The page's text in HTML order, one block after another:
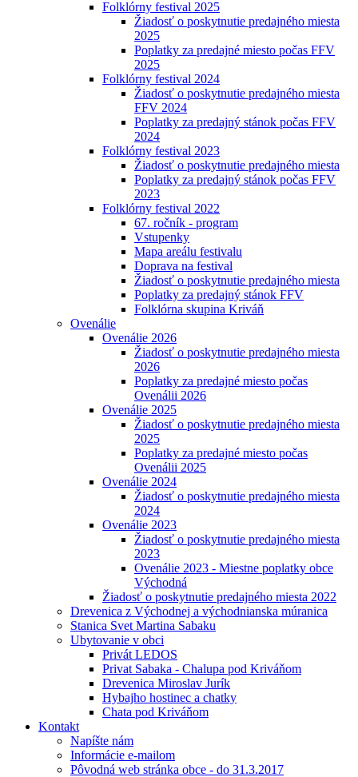
Folklórny festival 2025
Žiadosť o poskytnutie predajného miesta
2025
Poplatky za predajné miesto počas FFV
2025
Folklórny festival 2024
Žiadosť o poskytnutie predajného miesta
FFV 2024
Poplatky za predajný stánok počas FFV
2024
Folklórny festival 2023
Žiadosť o poskytnutie predajného miesta
Poplatky za predajný stánok počas FFV
2023
Folklórny festival 2022
67. ročník - program
Vstupenky
Mapa areálu festivalu
Doprava na festival
Žiadosť o poskytnutie predajného miesta
Poplatky za predajný stánok FFV
Folklórna skupina Kriváň
Ovenálie
Ovenálie 2026
Žiadosť o poskytnutie predajného miesta
2026
Poplatky za predajné miesto počas
Ovenálii 2026
Ovenálie 2025
Žiadosť o poskytnutie predajného miesta
2025
Poplatky za predajné miesto počas
Ovenálii 2025
Ovenálie 2024
Žiadosť o poskytnutie predajného miesta
2024
Ovenálie 2023
Žiadosť o poskytnutie predajného miesta
2023
Ovenálie 2023 - Miestne poplatky obce
Východná
Žiadosť o poskytnutie predajného miesta 2022
Drevenica z Východnej a východnianska múranica
Stanica Svet Martina Sabaku
Ubytovanie v obci
Privát LEDOS
Privat Sabaka - Chalupa pod Kriváňom
Drevenica Miroslav Jurík
Hybajho hostinec a chatky
Chata pod Kriváňom
Kontakt
Napíšte nám
Informácie e-mailom
Pôvodná web stránka obce - do 31.3.2017